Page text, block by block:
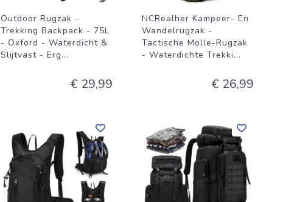
Outdoor Rugzak -
Trekking Backpack - 75L
- Oxford - Waterdicht &
Slijtvast - Erg...
€ 29,99
NCRealher Kampeer- En
Wandelrugzak -
Tactische Molle-Rugzak
- Waterdichte Trekki...
€ 26,99